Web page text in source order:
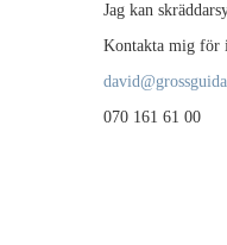
Jag kan
Kontakta mig för
070 161 61 00